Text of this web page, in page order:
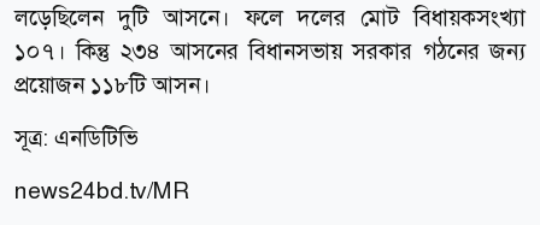
লড়েছিলেন দুটি আসনে। ফলে দলের মোট বিধায়কসংখ্যা
১০৭। কিন্তু ২৩৪ আসনের বিধানসভায় সরকার গঠনের জন্য
প্রয়োজন ১১৮টি আসন।
সূত্র: এনডিটিভি
news24bd.tv/MR